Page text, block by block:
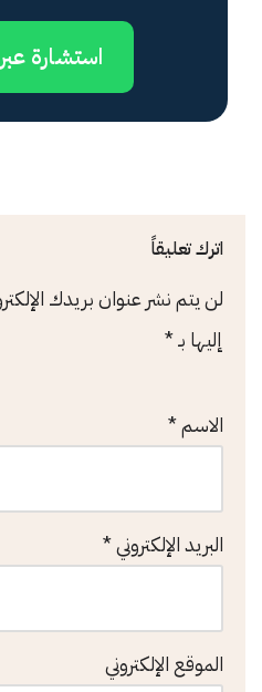
استشارة
اترك تعليقاً
لن يتم نشر عنوان بريدك
إليها بـ*
الاسم*
البريد الإلكتروني*
الموقع الإلكتروني